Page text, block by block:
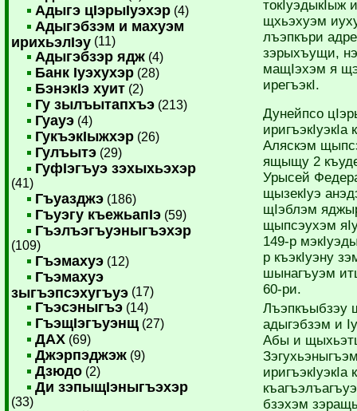
Адыгэ цIэрыIуэхэр (4)
Адыгэбзэм и махуэм
ирихьэлIэу (11)
Адыгэбзэр ядж (4)
Банк Iуэхухэр (28)
БэнэкIэ хуит (2)
Гу зылъытапхъэ (213)
Гуауэ (4)
ГукъэкIыжхэр (26)
Гулъытэ (29)
ГуфIэгъуэ зэхыхьэхэр
(41)
Гъуазджэ (186)
Гъуэгу къежьапIэ (59)
Гъэлъэгъуэныгъэхэр
(109)
Гъэмахуэ (12)
Гъэмахуэ
зыгъэпсэхугъуэ (17)
Гъэсэныгъэ (14)
ГъэщIэгъуэнщ (27)
ДАХ (69)
Джэрпэджэж (9)
Дзюдо (2)
Ди зэпыщIэныгъэхэр
(33)
токIуэдыкIыж
щхьэхуэм
лъэпкъри
зэрыхъущи,
мащIэхэм я
ирегъэкI.
Дунейпсо
Аляскэм
ящыщу 2
Урысей
щызекIуэ
щIэблэм
щыпсэухэм
149-р
р къэкIуэну
шынагъуэм
60-ри.
Лъэпкъыбзэу
адыгэбзэм и
Абы и
иригъэкIуэкIа
бзэхэм